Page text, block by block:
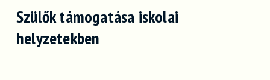
Szülők támogatása iskolai
helyzetekben